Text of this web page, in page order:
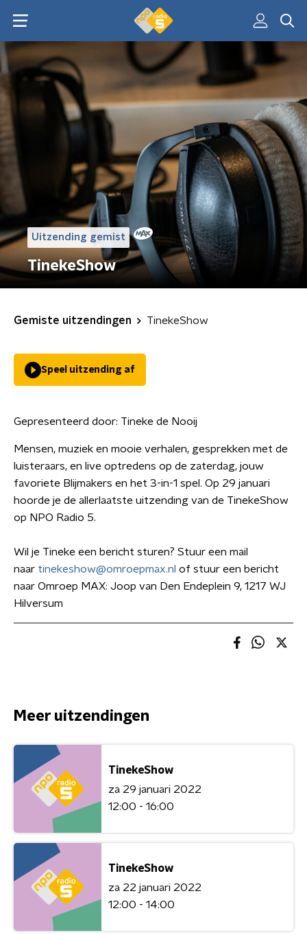
Uitzending gemist
TinekeShow
Gemiste uitzendingen TinekeShow
Speel uitzending af
Gepresenteerd door: Tineke de Nooij
Mensen, muziek en mooie verhalen, gesprekken met de
luisteraars, en live optredens op de zaterdag, jouw
favoriete Blijmakers en het 3-in-1 spel. Op 29 januari
hoorde je de allerlaatste uitzending van de TinekeShow
op NPO Radio 5.
Wil je Tineke een bericht sturen? Stuur een mail
naar tinekeshow@omroepmax.nl of stuur een bericht
naar Omroep MAX: Joop van Den Endeplein 9, 1217 WJ
Hilversum
Meer uitzendingen
TinekeShow
za 29 januari 2022
12:00 - 16:00
TinekeShow
za 22 januari 2022
12:00 - 14:00